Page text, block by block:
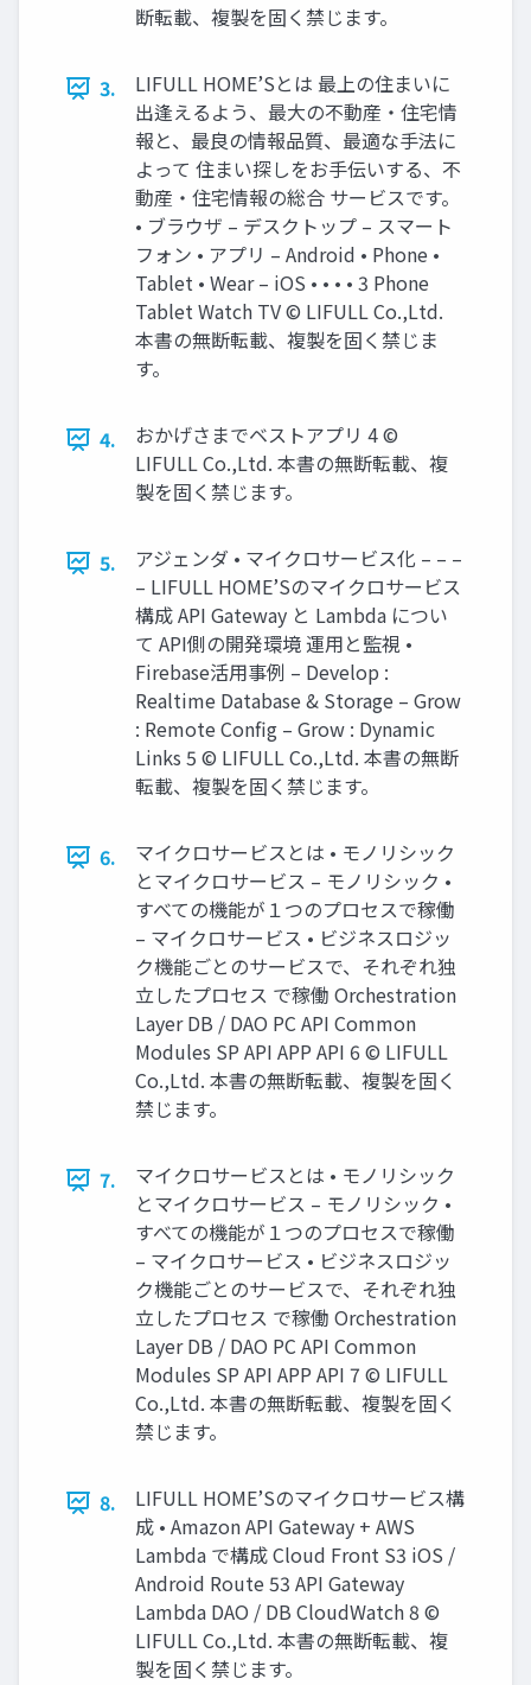
断転載、複製を固く禁じます。
3.
LIFULL HOME’Sとは 最上の住まいに
出逢えるよう、最大の不動産・住宅情
報と、最良の情報品質、最適な手法に
よって 住まい探しをお手伝いする、不
動産・住宅情報の総合 サービスです。
• ブラウザ – デスクトップ – スマート
フォン • アプリ – Android • Phone •
Tablet • Wear – iOS • • • • 3 Phone
Tablet Watch TV © LIFULL Co.,Ltd.
本書の無断転載、複製を固く禁じま
す。
4.
おかげさまでベストアプリ 4 ©
LIFULL Co.,Ltd. 本書の無断転載、複
製を固く禁じます。
5.
アジェンダ • マイクロサービス化 – – –
– LIFULL HOME’Sのマイクロサービス
構成 API Gateway と Lambda につい
て API側の開発環境 運用と監視 •
Firebase活用事例 – Develop :
Realtime Database & Storage – Grow
: Remote Config – Grow : Dynamic
Links 5 © LIFULL Co.,Ltd. 本書の無断
転載、複製を固く禁じます。
6.
マイクロサービスとは • モノリシック
とマイクロサービス – モノリシック •
すべての機能が１つのプロセスで稼働
– マイクロサービス • ビジネスロジッ
ク機能ごとのサービスで、それぞれ独
立したプロセス で稼働 Orchestration
Layer DB / DAO PC API Common
Modules SP API APP API 6 © LIFULL
Co.,Ltd. 本書の無断転載、複製を固く
禁じます。
7.
マイクロサービスとは • モノリシック
とマイクロサービス – モノリシック •
すべての機能が１つのプロセスで稼働
– マイクロサービス • ビジネスロジッ
ク機能ごとのサービスで、それぞれ独
立したプロセス で稼働 Orchestration
Layer DB / DAO PC API Common
Modules SP API APP API 7 © LIFULL
Co.,Ltd. 本書の無断転載、複製を固く
禁じます。
8.
LIFULL HOME’Sのマイクロサービス構
成 • Amazon API Gateway + AWS
Lambda で構成 Cloud Front S3 iOS /
Android Route 53 API Gateway
Lambda DAO / DB CloudWatch 8 ©
LIFULL Co.,Ltd. 本書の無断転載、複
製を固く禁じます。